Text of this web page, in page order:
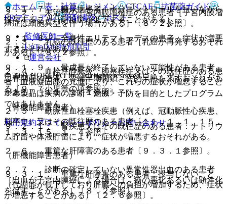
９．１．７． 糖尿病患者：十分コントロールを行いながら
投与すること（耐糖能が低下することがある）。
９．１．８． 全身性エリテマトーデスの患者：症状が増悪
するおそれがある。
９．１．９． 骨成長が終了していない可能性がある患者、
思春期前の患者：骨端早期閉鎖、性的早熟を来すおそれがあ
る〔９．７小児等の項参照〕。
（腎機能障害患者）
９．２．１． 腎疾患又はその既往歴のある患者：ナトリウ
ム貯留や体液貯留により、症状が増悪するおそれがある。
（肝機能障害患者）
９．３．１． 重篤な肝障害のある患者：投与しないこと
（代謝能が低下しており肝臓への負担が増加するため、症状
が増悪することがある）〔２．６参照〕。
２．２． 未治療の子宮内膜増殖症のある患者［子宮内膜増
殖症は細胞異型を伴う場合がある］〔８．２参照〕。
２．３． 乳癌の既往歴のある患者［乳癌が再発するおそれ
がある］〔８．２参照〕。
２．４． 血栓性静脈炎、肺塞栓症又はその既往歴のある患
者［血液凝固能の亢進により、これらの症状が増悪すること
がある］〔１１．１．１参照〕。
２．５． 動脈性血栓塞栓疾患（例えば、冠動脈性心疾患、
脳卒中）又はその既往歴のある患者〔１１．１．１、１５．
１．３、１５．１．４参照〕。
２．６． 重篤な肝障害のある患者〔９．３．１参照〕。
２．７． 診断の確定していない異常性器出血のある患者
［出血が子宮内膜癌による場合は、癌の悪化あるいは顕性化
を促すことがある］〔８．２参照〕。
ホーム
表・計算 レジメン CTCAE
抗菌薬ガイド
ERマニュアル
薬剤情報 ポスト
監修医師一覧
UpToDate特別割引
運営会社
© 2021 HOKUTO Inc. All rights reserved.
※本製品は疾病の診断・治療・予防を目的としたプログラム
ではありません。
利用規約プライバシーポリシーお問い合わせ